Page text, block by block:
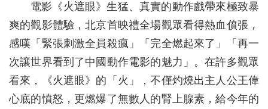
電影《火遮眼》生猛、真實的動作戲帶來極致暴
爽的觀影體驗，北京首映禮全場觀眾看得熱血僨張，
感嘆「緊張刺激全員殺瘋」「完全燃起來了」「再一
次讓世界看到了中國動作電影的魅力」。在許多觀眾
看來，《火遮眼》的「火」，不僅灼燒出主人公王偉
心底的憤怒，更燃爆了無數人的腎上腺素，給今年的